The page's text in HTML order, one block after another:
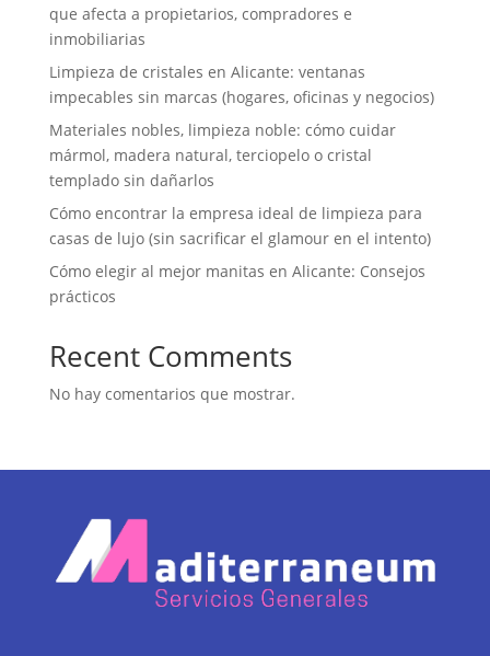
que afecta a propietarios, compradores e
inmobiliarias
Limpieza de cristales en Alicante: ventanas
impecables sin marcas (hogares, oficinas y negocios)
Materiales nobles, limpieza noble: cómo cuidar
mármol, madera natural, terciopelo o cristal
templado sin dañarlos
Cómo encontrar la empresa ideal de limpieza para
casas de lujo (sin sacrificar el glamour en el intento)
Cómo elegir al mejor manitas en Alicante: Consejos
prácticos
Recent Comments
No hay comentarios que mostrar.